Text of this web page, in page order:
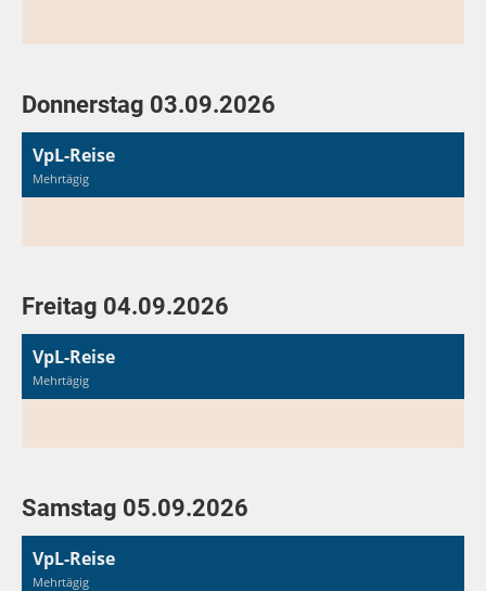
Donnerstag 03.09.2026
VpL-Reise
Mehrtägig
Freitag 04.09.2026
VpL-Reise
Mehrtägig
Samstag 05.09.2026
VpL-Reise
Mehrtägig